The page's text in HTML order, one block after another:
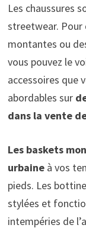
Les chaussures
streetwear. Pour
montantes ou
vous pouvez le
accessoires que
abordables sur
dans la vente
Les baskets
urbaineà vos
pieds. Les
stylées et
intempéries de